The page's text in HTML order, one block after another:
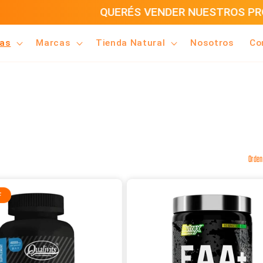
QUERÉS VENDER NUESTROS PRODUCTOS? CLICK
Marcas Tienda Natural Nosotros